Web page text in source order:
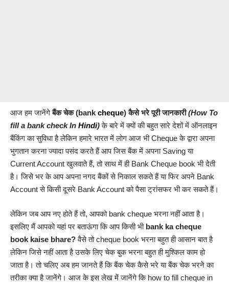
आज हम जानेंगेबैंक चेक (bank cheque) कैसे भरे पूरी जानकारी(How To
fill a bank check In Hindi)के बारे में क्यों की बहुत सारे देशों में ऑनलाइन
बैंकिंग का सुविधा है लेकिन हमारे भारत में लोग आज भी Cheque के द्वारा अपना
भुगतान करना ज्यादा पसंद करते हैं आप जिस बैंक में अपना Saving या
Current Account खुलवाते हैं, तो साथ में ही Bank Cheque book भी देती
है। जिसे भर के आप अपना नगद बैंकों से निकाल सकते हैं या फिर अपने Bank
Account से किसी दूसरे Bank Account को पैसा ट्रांसफर भी कर सकते हैं।
लेकिन जब आप नए होते हैं तो, आपको bank cheque भरना नहीं आता है।
इसलिए मैं आपको यहां पर बताऊंगा कि आप किसी भी bank ka cheque
book kaise bhare?वैसे तो cheque book भरना बहुत ही आसान बात है
लेकिन जिसे नहीं आता है उसके लिए चेक बुक भरना बहुत ही मुश्किल काम हो
जाता है। तो चलिए अब हम जानते हैं कि बैंक चेक कैसे भरे या बैंक चेक भरने का
तरीका क्या है जानेंगे। आज के इस लेख में जानेंगे कि how to fill cheque in